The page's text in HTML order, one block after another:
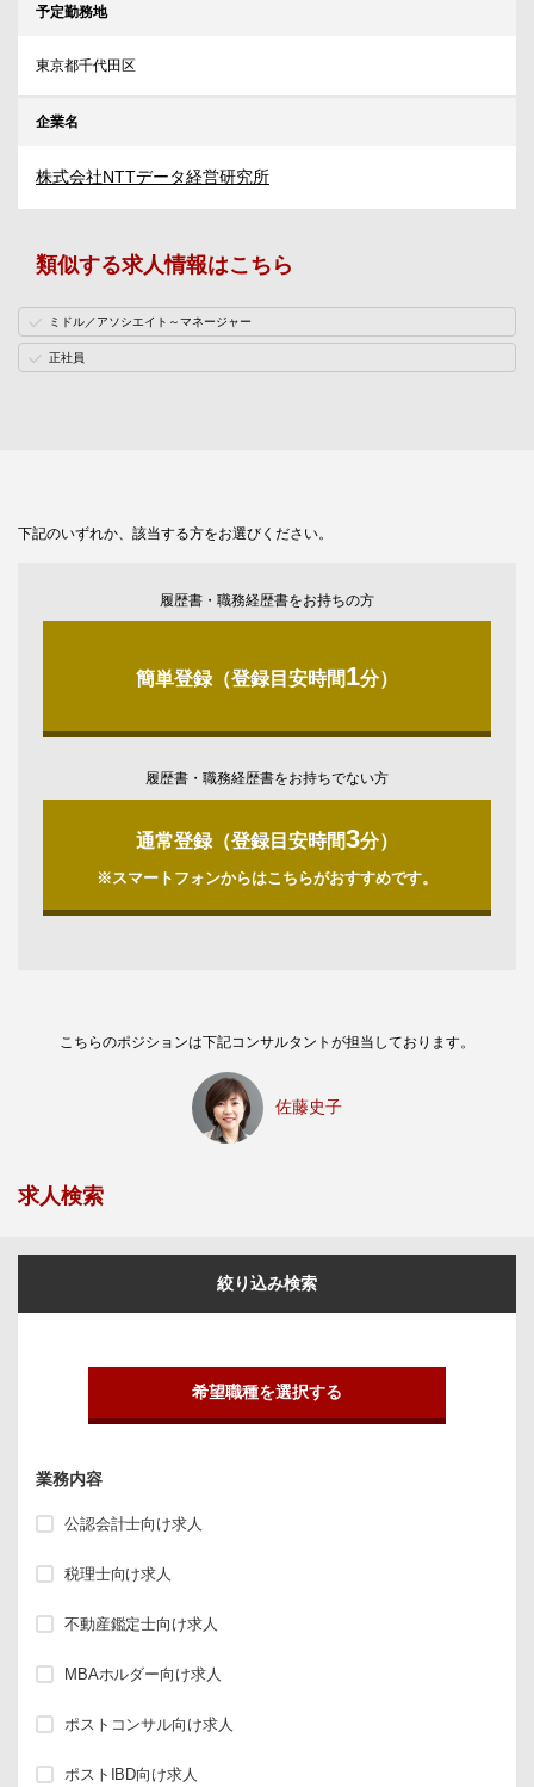
予定勤務地
東京都千代田区
企業名
株式会社NTTデータ経営研究所
類似する求人情報はこちら
ミドル／アソシエイト～マネージャー
正社員
下記のいずれか、該当する方をお選びください。
履歴書・職務経歴書をお持ちの方
簡単登録（登録目安時間1分）
履歴書・職務経歴書をお持ちでない方
通常登録（登録目安時間3分）
※スマートフォンからはこちらがおすすめです。
こちらのポジションは下記コンサルタントが担当しております。
佐藤史子
求人検索
絞り込み検索
希望職種を選択する
業務内容
公認会計士向け求人
税理士向け求人
不動産鑑定士向け求人
MBAホルダー向け求人
ポストコンサル向け求人
ポストIBD向け求人